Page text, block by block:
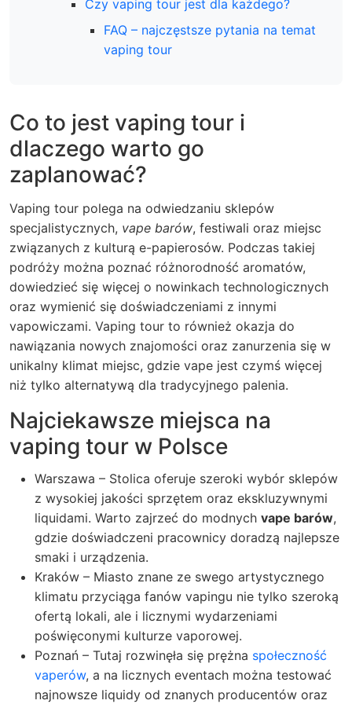
Czy vaping tour jest dla każdego?
FAQ – najczęstsze pytania na temat
vaping tour
Co to jest vaping tour i
dlaczego warto go
zaplanować?
Vaping tour polega na odwiedzaniu sklepów
specjalistycznych, vape barów, festiwali oraz miejsc
związanych z kulturą e-papierosów. Podczas takiej
podróży można poznać różnorodność aromatów,
dowiedzieć się więcej o nowinkach technologicznych
oraz wymienić się doświadczeniami z innymi
vapowiczami. Vaping tour to również okazja do
nawiązania nowych znajomości oraz zanurzenia się w
unikalny klimat miejsc, gdzie vape jest czymś więcej
niż tylko alternatywą dla tradycyjnego palenia.
Najciekawsze miejsca na
vaping tour w Polsce
Warszawa – Stolica oferuje szeroki wybór sklepów
z wysokiej jakości sprzętem oraz ekskluzywnymi
liquidami. Warto zajrzeć do modnych vape barów,
gdzie doświadczeni pracownicy doradzą najlepsze
smaki i urządzenia.
Kraków – Miasto znane ze swego artystycznego
klimatu przyciąga fanów vapingu nie tylko szeroką
ofertą lokali, ale i licznymi wydarzeniami
poświęconymi kulturze vaporowej.
Poznań – Tutaj rozwinęła się prężna społeczność
vaperów, a na licznych eventach można testować
najnowsze liquidy od znanych producentów oraz